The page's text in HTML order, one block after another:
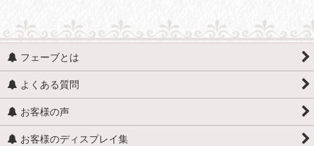
フェーブとは
よくある質問
お客様の声
お客様のディスプレイ集